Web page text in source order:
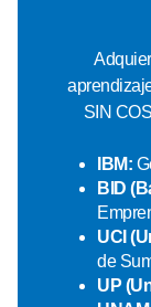
SIN
IBM:
BID
UCI
de
UP